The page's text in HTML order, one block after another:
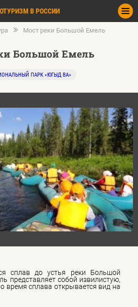
В РОССИИ
Мост реки Большой Емель
Большой Емель
ПАРК «ЮГЫД ВА»
сплав до устья реки Большой
представляет собой извилистую,
время сплава открывается вид на